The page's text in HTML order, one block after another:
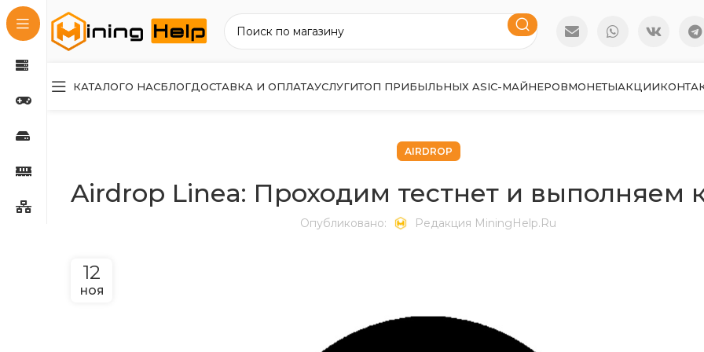
КАТАЛОГО НАСБЛОГДОСТАВКА И ОПЛАТАУСЛУГИТОП ПРИБЫЛЬНЫХ ASIC-МАЙНЕРОВМОНЕТЫАКЦИИ
AIRDROP
Airdrop Linea: Проходим тестнет и выполняем
Опубликовано: Редакция MiningHelp.ru
12
НОЯ